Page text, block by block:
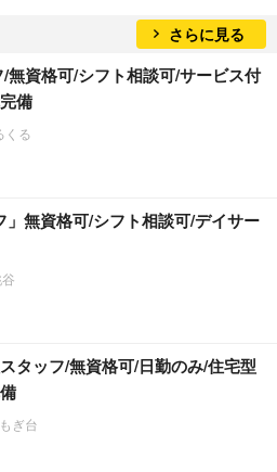
さらに見る
/無資格可/シフト相談可/サービス付
備
くる
」無資格可/シフト相談可/デイサー
タッフ/無資格可/日勤のみ/住宅型
ぎ台